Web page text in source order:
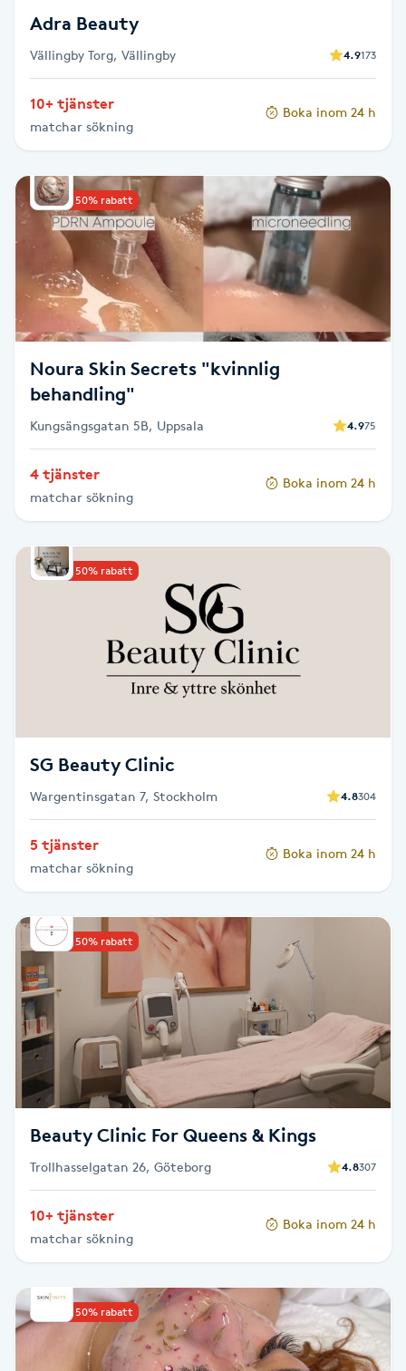
Föning
Gelenaglar
Gellack
Gellack med förstärkning
Gravidmassage
Gravidyoga
Gruppträning
Gua Sha-massage
Hatha Yoga
Headspa
Hollywood Peel
Hot Stone Massage
Hot yoga
Hudföryngring
Huduppstramning
Hudvård
Hyaluronsyra
Hyperhidros
Hypnos
Hårborttagning
Hårförlängning
Adra Beauty
Vällingby Torg, Vällingby 4.9173
10+ tjänster
matchar sökning
Boka inom 24 h
Upp till 50% rabatt
Noura Skin Secrets "kvinnlig
behandling"
Kungsängsgatan 5B, Uppsala 4.975
4 tjänster
matchar sökning
Boka inom 24 h
Upp till 50% rabatt
SG Beauty Clinic
Wargentinsgatan 7, Stockholm 4.8304
5 tjänster
matchar sökning
Boka inom 24 h
Upp till 50% rabatt
Beauty Clinic For Queens & Kings
Trollhasselgatan 26, Göteborg 4.8307
10+ tjänster
matchar sökning
Boka inom 24 h
Upp till 50% rabatt